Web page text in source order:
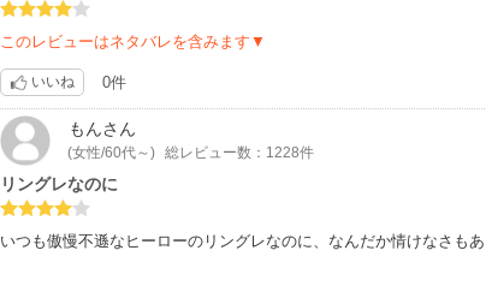
このレビューはネタバレを含みます▼
いいね 0件
もんさん
(女性/60代～) 総レビュー数：1228件
リングレなのに
いつも傲慢不遜なヒーローのリングレなのに、なんだか情けなさも